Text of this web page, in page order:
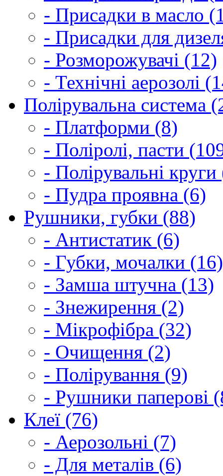
- Присадки в масло
- Присадки для
- Розморожувачі (12)
- Технічні аерозолі
Полірувальна система
- Платформи (8)
- Поліролі, пасти
- Полірувальні
- Пудра проявна (6)
Рушники, губки (88)
- Антистатик (6)
- Губки, мочалки (16)
- Замша штучна (13)
- Знежирення (2)
- Мікрофібра (32)
- Очищення (2)
- Полірування (9)
- Рушники паперові
Клеї (76)
- Аерозольні (7)
- Для металів (6)